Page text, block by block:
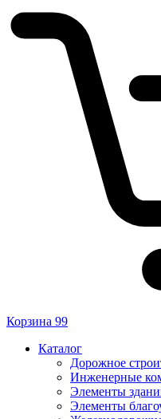
Корзина 99
Каталог
Дорожное
Инженерные
Элементы
Элементы